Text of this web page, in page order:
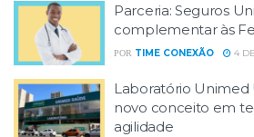
Parceria: Seguros
complementar às
POR TIME CONEXÃO 4
Laboratório
novo conceito em
agilidade